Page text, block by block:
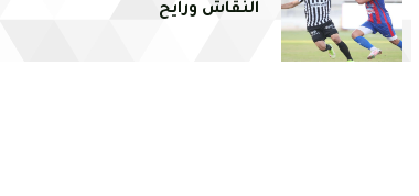
النقاش ورايح